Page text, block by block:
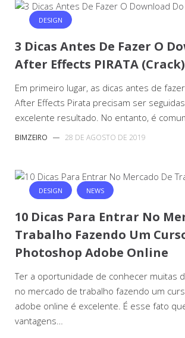
DESIGN
3 Dicas Antes De Fazer O
After Effects PIRATA (Crack)
Em primeiro lugar, as dicas antes de
After Effects Pirata precisam ser
excelente resultado. No entanto, é
BIMZEIRO — 28 DE AGOSTO DE 2019
DESIGN NEWS
10 Dicas Para Entrar No
Trabalho Fazendo Um
Photoshop Adobe Online
Ter a oportunidade de conhecer muitas
no mercado de trabalho fazendo um
adobe online é excelente. É esse fato
vantagens…